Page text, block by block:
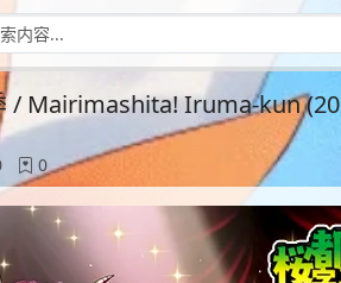
/ Mairimashita! Iruma-kun
0